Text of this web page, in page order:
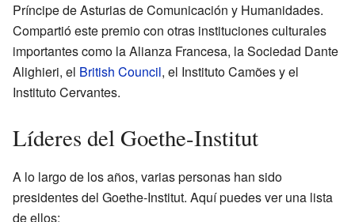
Príncipe de Asturias de Comunicación y Humanidades.
Compartió este premio con otras instituciones culturales
importantes como la Alianza Francesa, la Sociedad Dante
Alighieri, el British Council, el Instituto Camões y el
Instituto Cervantes.
Líderes del Goethe-Institut
A lo largo de los años, varias personas han sido
presidentes del Goethe-Institut. Aquí puedes ver una lista
de ellos: